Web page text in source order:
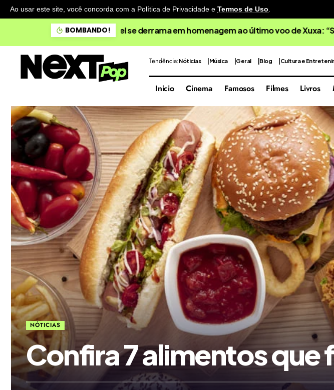
Ao usar este site, você concorda com a Política de Privacidade e Termos de Uso.
BOMBANDO! “É um retrocesso”: Leandra Leal detona canetas
Tendência:Nóticias Música Geral Blog Cultura e
Inicio Cinema Famosos Filmes Livros
NÓTICIAS
Confira 7 alimentos que